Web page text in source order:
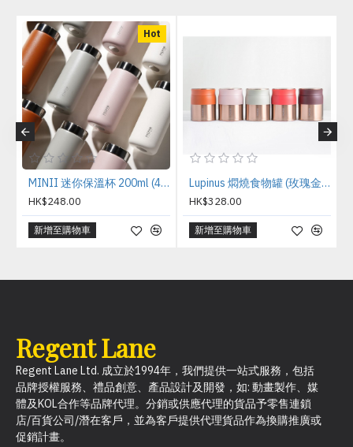
Hot
MINII 迷你保溫杯 200ml (4色可選)
HK$248.00
新增至購物車
Lupinus 燜燒食物罐 (玫瑰金瓶身) 380ml (5色可選)
HK$328.00
新增至購物車
Regent Lane
Regent Lane Ltd. 成立於1994年，我們提供一站式服務，包括
品牌授權服務、禮品創意、產品設計及開發，如: 動畫製作、媒
體及KOL合作等品牌代理。分銷或供應代理的貨品予零售連鎖
店/百貨公司/潛在客戶，並為客戶提供代理貨品作為換購推廣或
促銷計畫。